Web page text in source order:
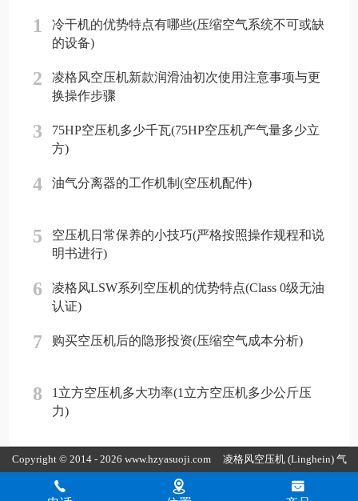
1
冷干机的优势特点有哪些(压缩空气系统不可或缺
的设备)
2
凌格风空压机新款润滑油初次使用注意事项与更
换操作步骤
3
75HP空压机多少千瓦(75HP空压机产气量多少立
方)
4 油气分离器的工作机制(空压机配件)
5
空压机日常保养的小技巧(严格按照操作规程和说
明书进行)
6
凌格风LSW系列空压机的优势特点(Class 0级无油
认证)
7 购买空压机后的隐形投资(压缩空气成本分析)
8
1立方空压机多大功率(1立方空压机多少公斤压
力)
Copyright © 2014 - 2026 www.hzyasuoji.com 凌格风空压机 (Linghein) 气
胜智能装备（深圳）有限公司版权所有
粤ICP备2021072975号